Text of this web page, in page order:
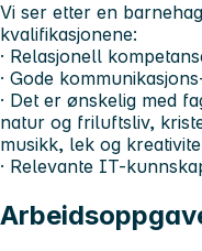
Vi ser etter en
kvalifikasjonene:
· Relasjonell
· Gode
· Det er ønskelig med
natur og friluftsliv,
musikk, lek og
· Relevante IT-